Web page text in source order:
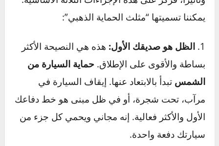
في عالم مليء بالنصائح والمنتجات، من السهل أن
وتأثيراً، فركز على هذه الإجراءات الثلاثة الأساسية.
يمكننا تسميتها “مثلث الحماية الذهبي”:
الظل هو صديقك الأول:هذه هي النصيحة الأكثر
بساطة والأقوى على الإطلاق.حماية السيارة من
الشمستبدأ بالابتعاد عنها. إيقاف السيارة في